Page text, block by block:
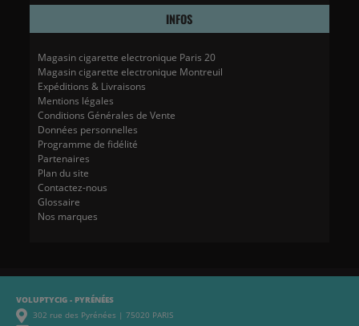
INFOS
Magasin cigarette electronique Paris 20
Magasin cigarette electronique Montreuil
Expéditions & Livraisons
Mentions légales
Conditions Générales de Vente
Données personnelles
Programme de fidélité
Partenaires
Plan du site
Contactez-nous
Glossaire
Nos marques
VOLUPTYCIG - PYRÉNÉES
302 rue des Pyrénées | 75020 PARIS